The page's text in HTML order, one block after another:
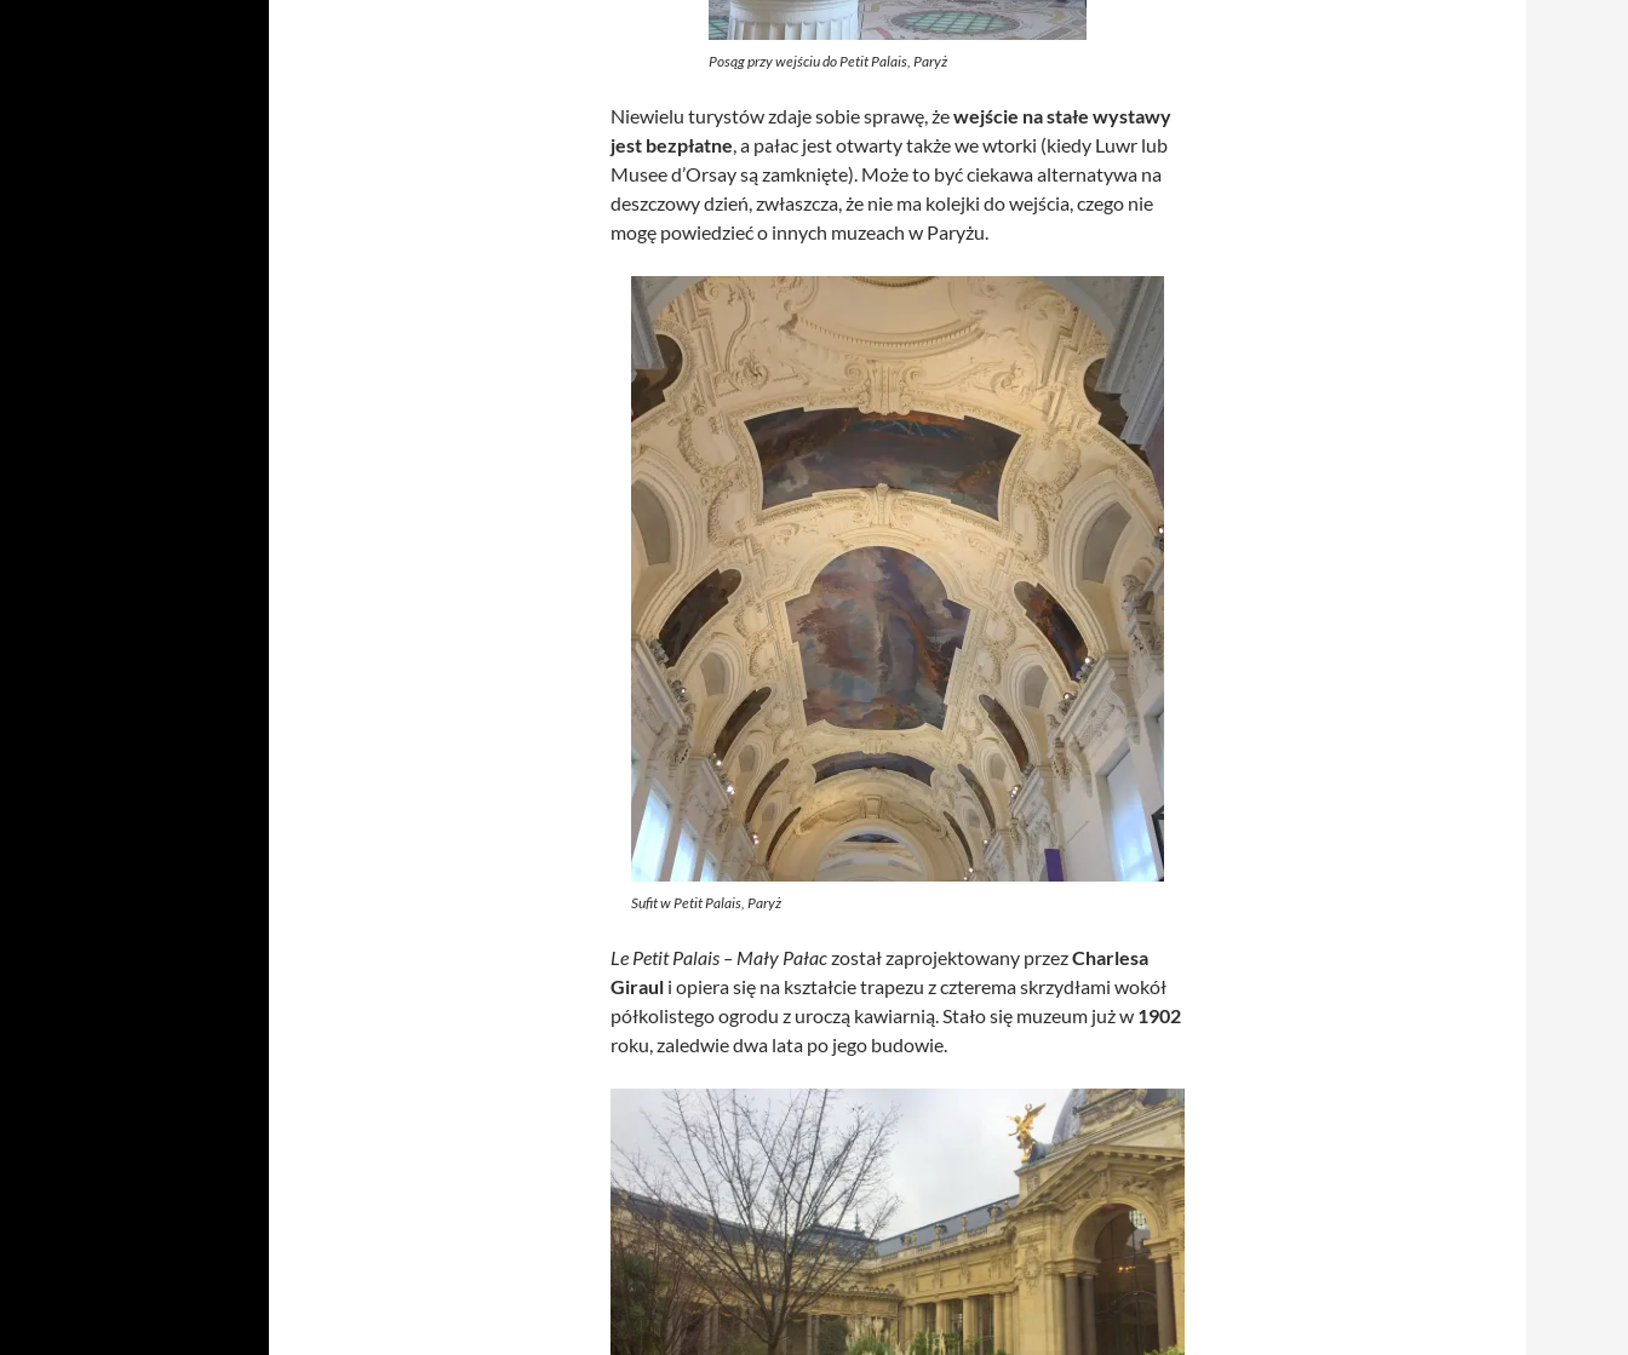
Posąg przy wejściu do Petit Palais, Paryż
Niewielu turystów zdaje sobie sprawę, żewejście na stałe wystawy
jest bezpłatne, a pałac jest otwarty także we wtorki (kiedy Luwr lub
Musee d’Orsay są zamknięte). Może to być ciekawa alternatywa na
deszczowy dzień, zwłaszcza, że nie ma kolejki do wejścia, czego nie
mogę powiedzieć o innych muzeach w Paryżu.
Sufit w Petit Palais, Paryż
Le Petit Palais – Mały Pałaczostał zaprojektowany przezCharlesa
Giraul i opiera się na kształcie trapezu z czterema skrzydłami wokół
półkolistego ogrodu z uroczą kawiarnią. Stało się muzeum już w 1902
roku, zaledwie dwa lata po jego budowie.